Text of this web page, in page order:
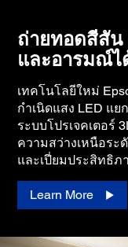
ถ่ายทอดสีสัน
และอารมณ์ไ
เทคโนโลยีใหม่
กำเนิดแสง LED แย
ระบบโปรเจคเตอร์
ความสว่างเหนือระ
และเปี่ยมประสิทธิภ
Learn More